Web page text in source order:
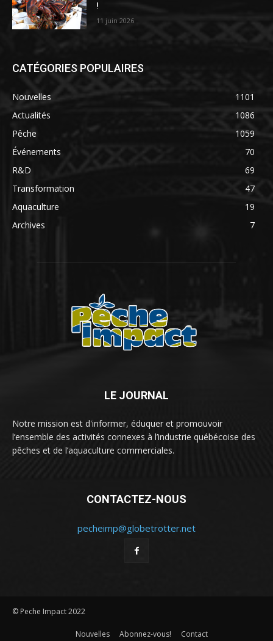
!
11 juin 2026
CATÉGORIES POPULAIRES
Nouvelles
1101
Actualités
1086
Pêche
1059
Événements
70
R&D
69
Transformation
47
Aquaculture
19
Archives
7
LE JOURNAL
Notre mission est d'informer, éduquer et promouvoir
l’ensemble des activités connexes à l’industrie québécoise des
pêches et de l’aquaculture commerciales.
CONTACTEZ-NOUS
pecheimp@globetrotter.net
© Peche Impact 2022
Nouvelles Abonnez-vous! Contact